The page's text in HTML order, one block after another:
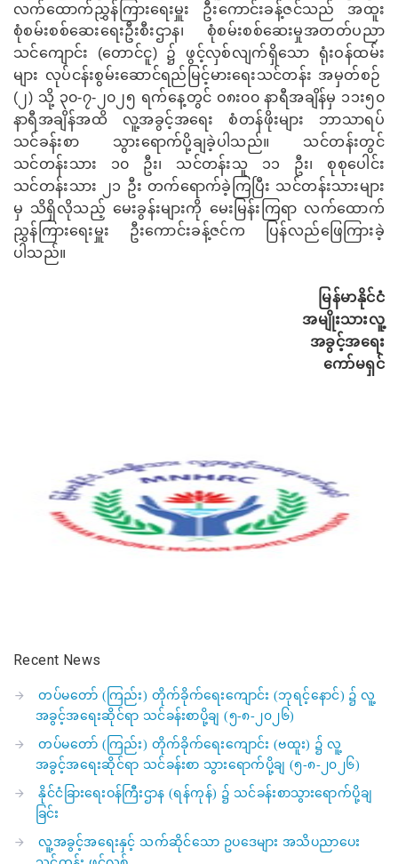
လက်ထောက်ညွှန်ကြားရေးမှူး ဦးကောင်းခန့်ဇင်သည် အထူး
စုံစမ်းစစ်ဆေးရေးဦးစီးဌာန၊ စုံစမ်းစစ်ဆေးမှုအတတ်ပညာ
သင်ကျောင်း (တောင်ငူ) ၌
ဖွင့်လှစ်လျက်ရှိသော ရုံးဝန်ထမ်း
များ လုပ်ငန်းစွမ်းဆောင်ရည်မြင့်မားရေးသင်တန်း အမှတ်စဉ်
(၂) သို့ ၃၀-၇-၂၀၂၅ ရက်နေ့တွင် ၀၈း၀၀ နာရီအချိန်မှ ၁၁း၅၀
နာရီအချိန်အထိ လူ့အခွင့်အရေး စံတန်ဖိုးများ ဘာသာရပ်
သင်ခန်းစာ သွားရောက်ပို့ချခဲ့ပါသည်။ သင်တန်းတွင်
သင်တန်းသား ၁၀ ဦး၊ သင်တန်းသူ ၁၁ ဦး၊ စုစုပေါင်း
သင်တန်းသား ၂၁ ဦး တက်ရောက်ခဲ့ကြပြီး သင်တန်းသားများ
မှ သိရှိလိုသည့် မေးခွန်းများကို မေးမြန်းကြရာ လက်ထောက်
ညွှန်ကြားရေးမှူး ဦးကောင်းခန့်ဇင်က ပြန်လည်ဖြေကြားခဲ့
ပါသည်။
မြန်မာနိုင်ငံ
အမျိုးသားလူ့
အခွင့်အရေး
ကော်မရှင်
Recent News
တပ်မတော် (ကြည်း) တိုက်ခိုက်ရေးကျောင်း (ဘုရင့်နောင်) ၌ လူ့
အခွင့်အရေးဆိုင်ရာ သင်ခန်းစာပို့ချ (၅-၈-၂၀၂၆)
တပ်မတော် (ကြည်း) တိုက်ခိုက်ရေးကျောင်း (ဗထူး) ၌ လူ့
အခွင့်အရေးဆိုင်ရာ သင်ခန်းစာ သွားရောက်ပို့ချ (၅-၈-၂၀၂၆)
နိုင်ငံခြားရေးဝန်ကြီးဌာန (ရန်ကုန်) ၌ သင်ခန်းစာသွားရောက်ပို့ချ
ခြင်း
လူ့အခွင့်အရေးနှင့် သက်ဆိုင်သော ဥပဒေများ အသိပညာပေး